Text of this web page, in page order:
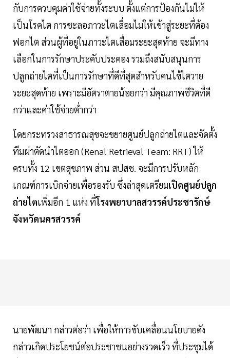
กับการควบคุมค่าใช้จ่ายทั้งระบบ ตั้งแต่การป้องกันไม่ให้
เป็นโรคไต การชะลอภาวะไตเสื่อมไม่ให้เข้าสู่ระยะที่ต้อง
ฟอกไต ส่วนผู้ที่อยู่ในภาวะไตเสื่อมระยะสุดท้าย จะมีทาง
เลือกในการรักษาประคับประคอง รวมถึงสนับสนุนการ
ปลูกถ่ายไตที่เป็นการรักษาที่ดีที่สุดสำหรับคนไข้ไตวาย
ระยะสุดท้าย เพราะมีอัตราตายน้อยกว่า มีคุณภาพชีวิตที่ดี
กว่าและค่าใช้จ่ายต่ำกว่า
โดยกระทรวงสาธารณสุขจะขยายศูนย์ปลูกถ่ายไตและจัดตั้ง
ทีมผ่าตัดนําไตออก (Renal Retrieval Team: RRT) ให้
ครบทั้ง 12 เขตสุขภาพ ส่วน สปสช. จะมีการปรับหลัก
เกณฑ์การเบิกจ่ายเพื่อรองรับ ซึ่งล่าสุดเตรียมเปิดศูนย์ปลูก
ถ่ายไตเพิ่มอีก 1 แห่ง ที่โรงพยาบาลสวรรค์ประชารักษ์
จังหวัดนครสวรรค์
นายพัฒนา กล่าวต่อว่า เพื่อให้การขับเคลื่อนนโยบายดัง
กล่าวเกิดประโยชน์ต่อประชาชนอย่างรวดเร็ว ที่ประชุมได้